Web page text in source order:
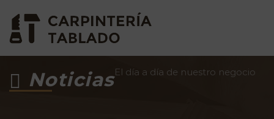
NoticiasEl día a día de nuestro negocio